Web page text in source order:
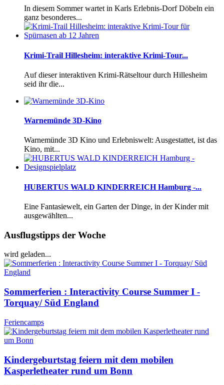
In diesem Sommer wartet in Karls Erlebnis-Dorf Döbeln ein
ganz besonderes...
Krimi-Trail Hillesheim: interaktive Krimi-Tour...
Auf dieser interaktiven Krimi-Rätseltour durch Hillesheim
seid ihr die...
Warnemünde 3D-Kino
Warnemünde 3D Kino und Erlebniswelt: Ausgestattet, ist das
Kino, mit...
HUBERTUS WALD KINDERREICH Hamburg -...
Eine Fantasiewelt, ein Garten der Dinge, in der Kinder mit
ausgewählten...
Ausflugstipps der Woche
wird geladen...
Sommerferien : Interactivity Course Summer I -
Torquay/ Süd England
Feriencamps
Kindergeburtstag feiern mit dem mobilen
Kasperletheater rund um Bonn